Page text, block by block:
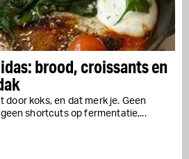
brood, croissants en
door koks, en dat merk je. Geen
shortcuts op fermentatie,...